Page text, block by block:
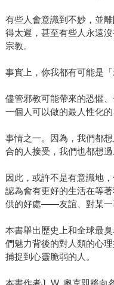
有些人會意識到不妙，並
得太遲，甚至有些人永遠
宗教。
事實上，你我都有可能是「
儘管邪教可能帶來的恐懼
一個人可以做的最人性化的
事情之一。因為，我們都
合的人接受，我們也都想過
因此，或許不是有意識地
認為會有更好的生活在等
供的好處——友誼、對某一
本書舉出歷史上和全球最
們魅力背後的對人類的心
捕捉到心靈脆弱的人。
本書作者J. W. 奧克即將向